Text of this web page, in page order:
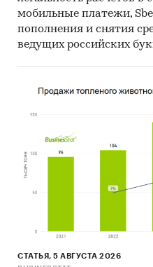
последние годы нет
- Сальдо торгового
отрицательное и
- Главными игроками
производителей
- Лидером по
является Китай (более
поставщик
DINGAN POWER
- В импорте
Италия. Сегмент high-
в 24,4%
мобильные платежи,
пополнения и снятия
ведущих российских
СТАТЬЯ, 5 АВГУСТА 2026